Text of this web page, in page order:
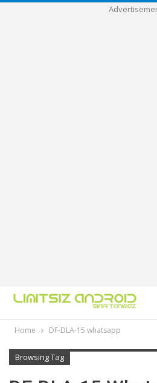
Home DF-DLA-15 whatsapp
Browsing Tag